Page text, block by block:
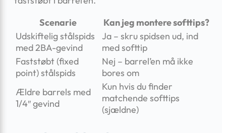
Scenarie
Kan jeg montere softtips?
Udskiftelig stålspids
med 2BA-gevind
Ja – skru spidsen ud, ind
med softtip
Faststøbt (fixed
point) stålspids
Nej – barrel’en må ikke
bores om
Ældre barrels med
1/4″ gevind
Kun hvis du finder
matchende softtips
(sjældne)